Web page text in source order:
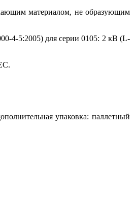
материалом, не образующим
4-5:2005) для серии 0105: 2 кВ (L-
упаковка: паллетный